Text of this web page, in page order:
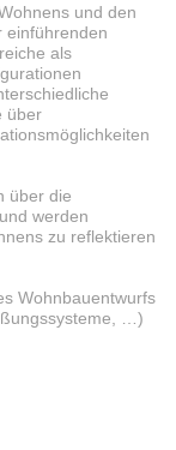
und den
einführenden
als
über
über die
werden
zu reflektieren
Wohnbauentwurfs
…)